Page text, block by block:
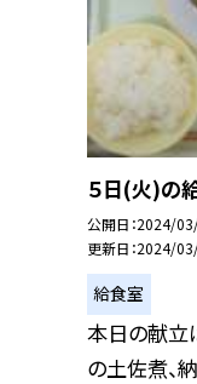
５日(火)の
公開日 2024/
更新日 2024/
給食室
本日の献立
の土佐煮、